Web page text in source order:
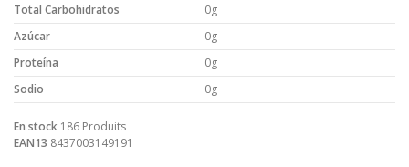
Total Carbohidratos
0g
Azúcar
0g
Proteína
0g
Sodio
0g
En stock 186 Produits
EAN13 8437003149191